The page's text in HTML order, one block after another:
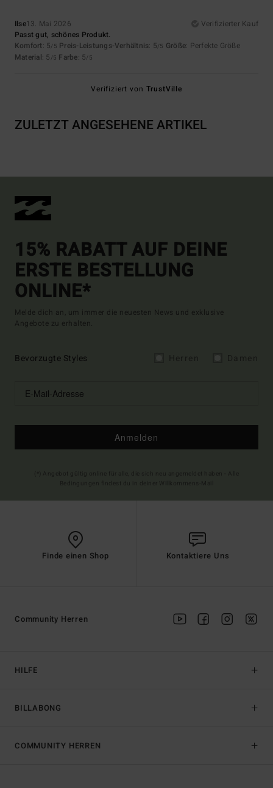
Ilse13. Mai 2026
Verifizierter Kauf
Passt gut, schönes Produkt.
Komfort: 5/5 Preis-Leistungs-Verhältnis: 5/5 Größe: Perfekte Größe
Material: 5 /5 Farbe: 5/5
Verifiziert von TrustVille
ZULETZT ANGESEHENE ARTIKEL
15% RABATT AUF DEINE
ERSTE BESTELLUNG
ONLINE*
Melde dich an, um immer die neuesten News und exklusive
Angebote zu erhalten.
Bevorzugte Styles
Anmelden
Finde einen Shop Kontaktiere Uns
HILFE
BILLABONG
Community Herren
COMMUNITY HERREN